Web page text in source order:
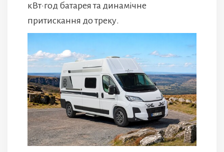
кВт·год батарея та динамічне
притискання до треку.